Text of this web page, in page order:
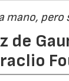
de